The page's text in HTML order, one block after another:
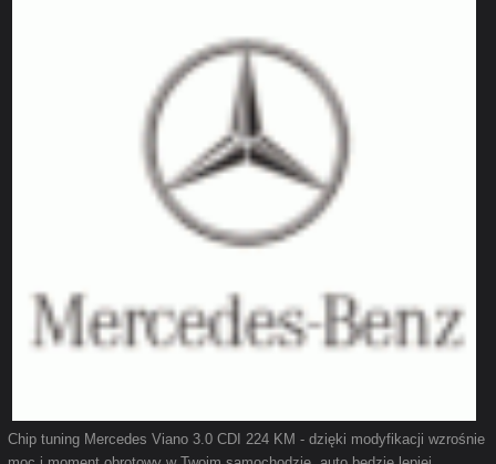
Chip tuning Mercedes Viano 3.0 CDI 224 KM - dzięki modyfikacji wzrośnie